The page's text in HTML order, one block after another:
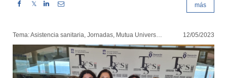
𝕏 más
Tema: Asistencia sanitaria, Jornadas, Mutua Universal 12/05/2023